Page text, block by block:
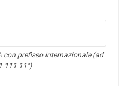
con prefisso internazionale (ad
111 11")